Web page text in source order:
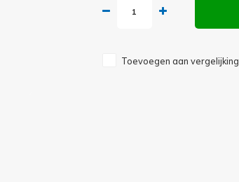
Toevoegen aan vergelijking